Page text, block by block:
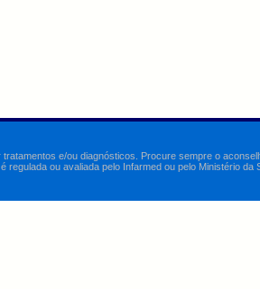
e/ou diagnósticos. Procure sempre o
ou avaliada pelo Infarmed ou pelo Ministério